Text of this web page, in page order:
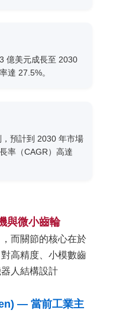
億美元成長至 2030
達 27.5%。
預計到 2030 年市場
率（CAGR）高達
與微小齒輪
而關節的核心在於
高精度、小模數齒
人結構設計
— 當前工業主